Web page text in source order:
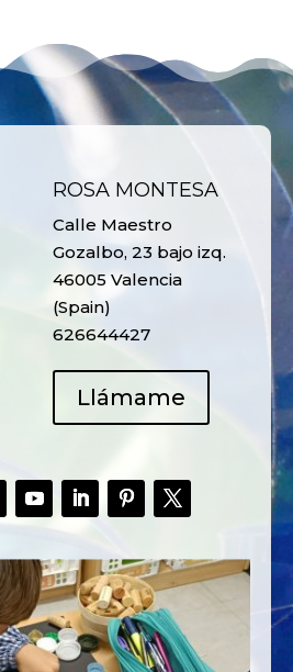
ROSA MONTESA
Calle Maestro
Gozalbo, 23 bajo izq.
46005 Valencia
(Spain)
626644427
Llámame